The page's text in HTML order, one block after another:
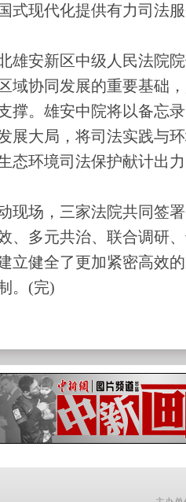
式现代化提供有力司法服
安新区中级人民法院院
域协同发展的重要基础
撑。雄安中院将以备忘
展大局，将司法实践与
态环境司法保护献计出力
场，三家法院共同签署
、多元共治、联合调研
立健全了更加紧密高效
。(完)